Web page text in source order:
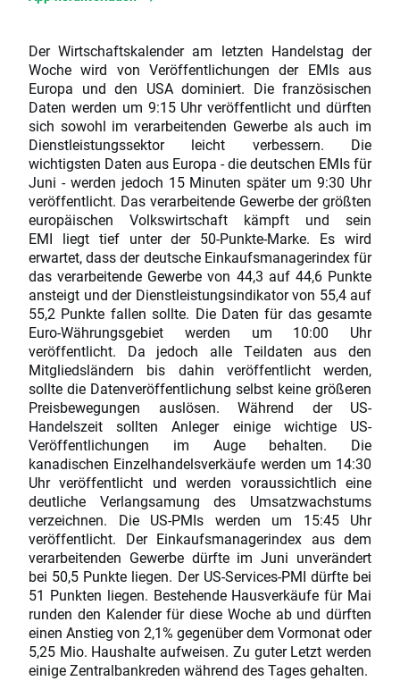
Der Wirtschaftskalender am letzten Handelstag der
Woche wird von Veröffentlichungen der EMIs aus
Europa und den USA dominiert. Die französischen
Daten werden um 9:15 Uhr veröffentlicht und dürften
sich sowohl im verarbeitenden Gewerbe als auch im
Dienstleistungssektor leicht verbessern. Die
wichtigsten Daten aus Europa - die deutschen EMIs für
Juni - werden jedoch 15 Minuten später um 9:30 Uhr
veröffentlicht. Das verarbeitende Gewerbe der größten
europäischen Volkswirtschaft kämpft und sein
EMI liegt tief unter der 50-Punkte-Marke. Es wird
erwartet, dass der deutsche Einkaufsmanagerindex für
das verarbeitende Gewerbe von 44,3 auf 44,6 Punkte
ansteigt und der Dienstleistungsindikator von 55,4 auf
55,2 Punkte fallen sollte. Die Daten für das gesamte
Euro-Währungsgebiet werden um 10:00 Uhr
veröffentlicht. Da jedoch alle Teildaten aus den
Mitgliedsländern bis dahin veröffentlicht werden,
sollte die Datenveröffentlichung selbst keine größeren
Preisbewegungen auslösen. Während der US-
Handelszeit sollten Anleger einige wichtige US-
Veröffentlichungen im Auge behalten. Die
kanadischen Einzelhandelsverkäufe werden um 14:30
Uhr veröffentlicht und werden voraussichtlich eine
deutliche Verlangsamung des Umsatzwachstums
verzeichnen. Die US-PMIs werden um 15:45 Uhr
veröffentlicht. Der Einkaufsmanagerindex aus dem
verarbeitenden Gewerbe dürfte im Juni unverändert
bei 50,5 Punkte liegen. Der US-Services-PMI dürfte bei
51 Punkten liegen. Bestehende Hausverkäufe für Mai
runden den Kalender für diese Woche ab und dürften
einen Anstieg von 2,1% gegenüber dem Vormonat oder
5,25 Mio. Haushalte aufweisen. Zu guter Letzt werden
einige Zentralbankreden während des Tages gehalten.